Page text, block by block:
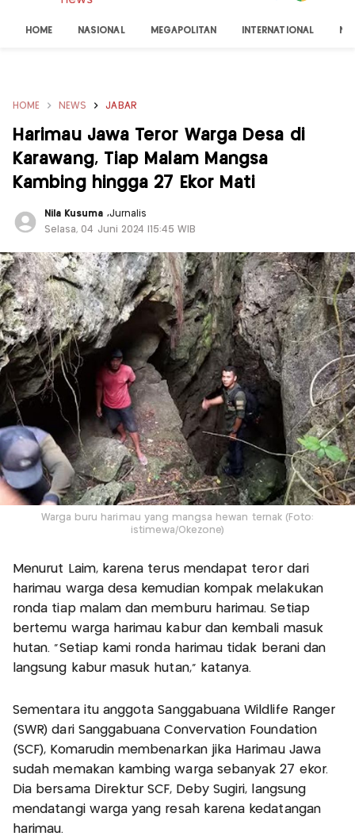
HOME NASIONAL MEGAPOLITAN INTERNATIONAL
HOME NEWS JABAR
Harimau Jawa Teror Warga Desa di
Karawang, Tiap Malam Mangsa
Kambing hingga 27 Ekor Mati
Nila Kusuma ,Jurnalis
Selasa, 04 Juni 2024 |15:45 WIB
Warga buru harimau yang mangsa hewan ternak (Foto:
istimewa/Okezone)
Menurut Laim, karena terus mendapat teror dari
harimau warga desa kemudian kompak melakukan
ronda tiap malam dan memburu harimau. Setiap
bertemu warga harimau kabur dan kembali masuk
hutan. "Setiap kami ronda harimau tidak berani dan
langsung kabur masuk hutan," katanya.
Sementara itu anggota Sanggabuana Wildlife Ranger
(SWR) dari Sanggabuana Convervation Foundation
(SCF), Komarudin membenarkan jika Harimau Jawa
sudah memakan kambing warga sebanyak 27 ekor.
Dia bersama Direktur SCF, Deby Sugiri, langsung
mendatangi warga yang resah karena kedatangan
harimau.